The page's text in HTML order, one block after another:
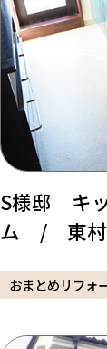
S様邸 キ
ム / 東村
おまとめリフォ